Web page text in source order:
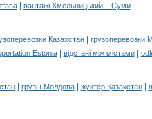
| вантажі Хмельницький – Суми
Казахстан|
грузоперевозки
Estonia| відстані між містами|
| грузы Молдова| жүктер Қазақстан|